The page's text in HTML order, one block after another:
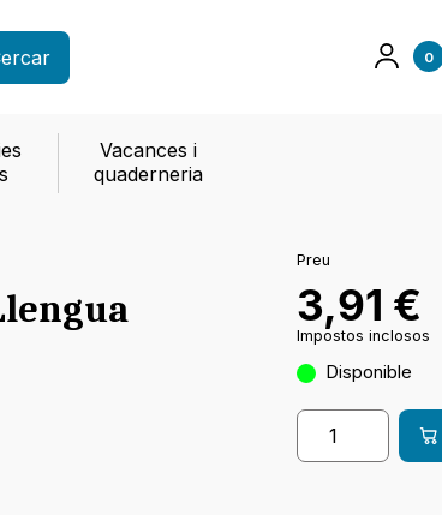
0
Vacances i
quaderneria
Preu
3,91 €
Impostos inclosos
Disponible